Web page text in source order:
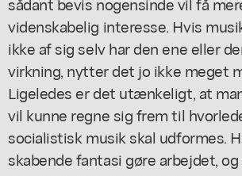
videnskabelig interesse. Hvis
ikke af sig selv har den ene eller
virkning, nytter det jo ikke meget
Ligeledes er det utænkeligt, at
vil kunne regne sig frem til
socialistisk musik skal udformes.
skabende fantasi gøre arbejdet, og